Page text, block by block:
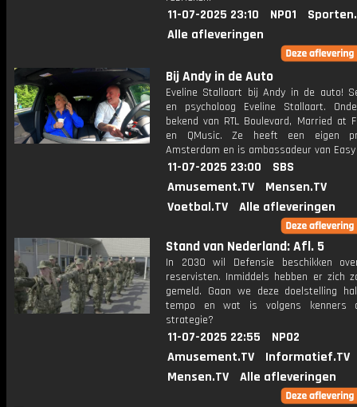
11-07-2025 23:10 NPO1
Alle afleveringen
Bij Andy in de Auto
Eveline Stallaart bij Andy in de auto!
en psycholoog Eveline Stallaart.
bekend van RTL Boulevard, Married at
en QMusic. Ze heeft een eigen
Amsterdam en is ambassadeur van Easy
11-07-2025 23:00
SBS
Amusement.TV
Mensen.TV
Voetbal.TV
Alle afleveringen
Stand van Nederland: Afl. 5
In 2030 wil Defensie beschikken
reservisten. Inmiddels hebben er zich
gemeld. Gaan we deze doelstelling
tempo en wat is volgens kenners
strategie?
11-07-2025 22:55
NPO2
Amusement.TV
Informatief.TV
Mensen.TV
Alle afleveringen